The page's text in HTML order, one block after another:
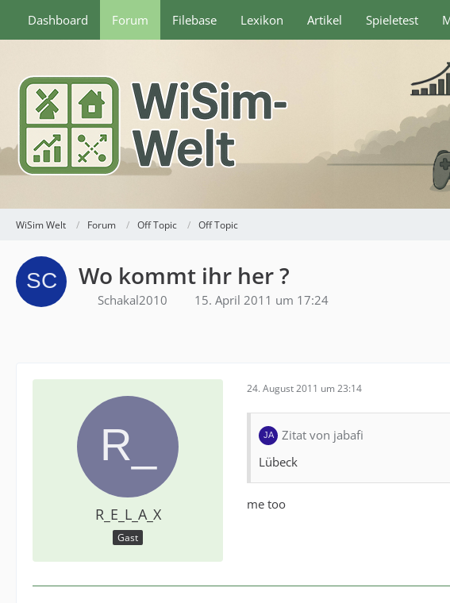
Dashboard Forum Filebase Lexikon Artikel Spieletest
WiSim Welt Forum Off Topic Off Topic
Wo kommt ihr her ?
Schakal2010 15. April 2011 um 17:24
R_E_L_A_X
Gast
24. August 2011 um 23:14
Zitat von jabafi
Lübeck
me too